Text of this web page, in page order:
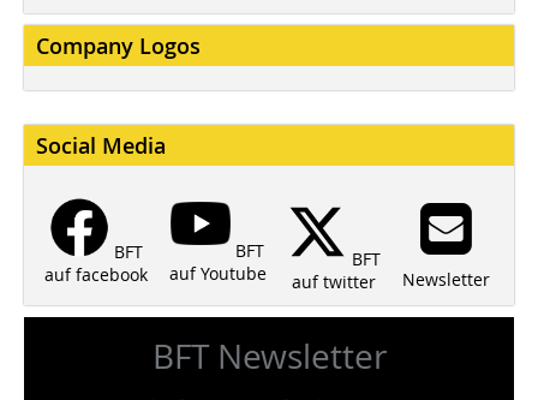
Company Logos
Social Media
BFT
auf facebook
BFT
auf Youtube
BFT
auf twitter
Newsletter
BFT Newsletter